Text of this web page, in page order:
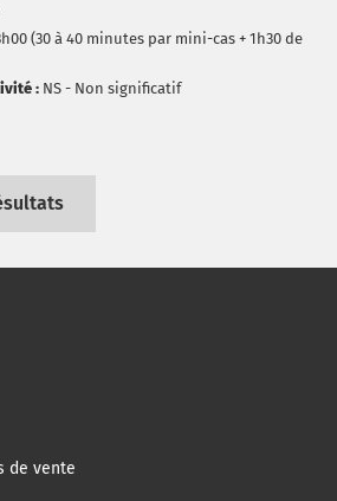
(30 à 40 minutes par mini-cas + 1h30 de
: NS - Non significatif
de vente